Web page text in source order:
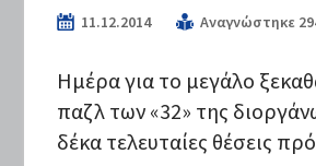
11.12.2014 Αναγνώστηκε
Ημέρα για το μεγάλο
παζλ των «32» της
δέκα τελευταίες θέσεις